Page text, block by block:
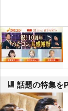
話題の特集を